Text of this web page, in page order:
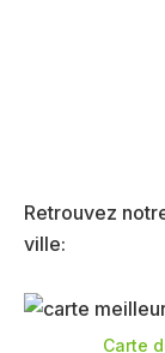
Retrouvez
ville:
Carte